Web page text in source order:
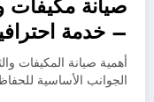
– خدمة
60352355
أهمية صيانة المكيفات
الجوانب الأساسية